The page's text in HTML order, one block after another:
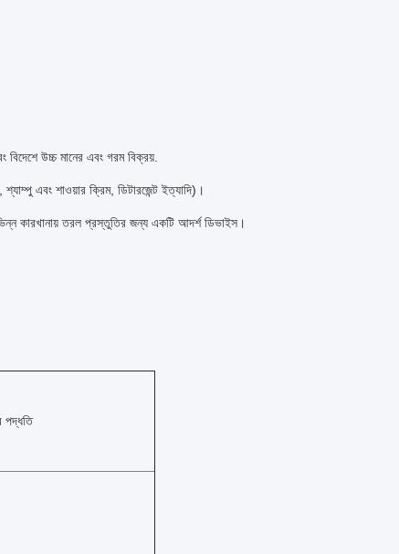
উচ্চ মানের এবং গরম বিক্রয়.
শ্যাম্পু এবং শাওয়ার ক্রিম, ডিটারজেন্ট ইত্যাদি)।
কারখানায় তরল প্রস্তুতির জন্য একটি আদর্শ ডিভাইস।
পদ্ধতি